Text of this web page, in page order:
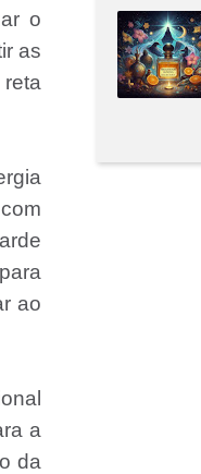
o
as
ao
a
da